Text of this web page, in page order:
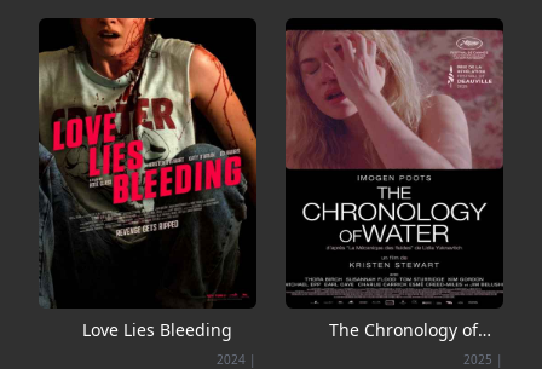
The Chronology of
|
2025
Love Lies Bleeding
|
2024